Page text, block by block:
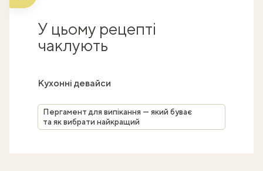
У цьому рецепті
чаклують
Кухонні девайси
Пергамент для випікання — який буває
та як вибрати найкращий